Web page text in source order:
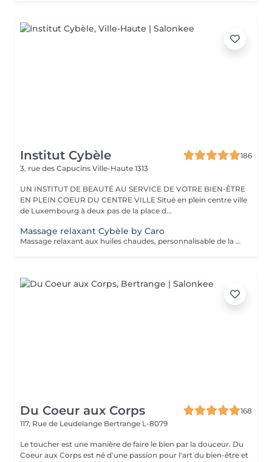
Institut Cybèle
186
3, rue des Capucins Ville-Haute 1313
UN INSTITUT DE BEAUTÉ AU SERVICE DE VOTRE BIEN-ÊTRE
EN PLEIN COEUR DU CENTRE VILLE Situé en plein centre ville
de Luxembourg à deux pas de la place d...
Massage relaxant Cybèle by Caro
Massage relaxant aux huiles chaudes, personnalisable de la tête aux pieds.
Du Coeur aux Corps
168
117, Rue de Leudelange Bertrange L-8079
Le toucher est une manière de faire le bien par la douceur. Du
Coeur aux Corps est né d'une passion pour l'art du bien-être et